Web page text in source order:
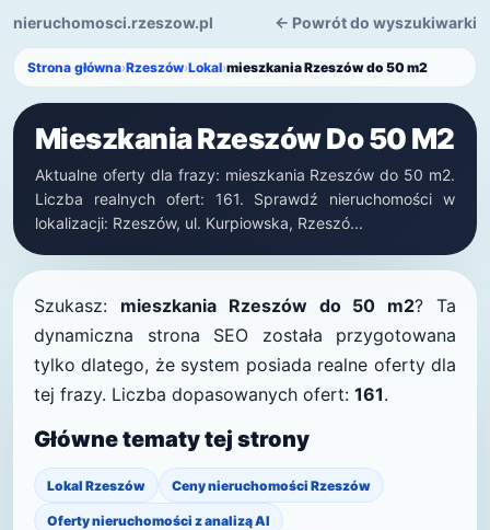
nieruchomosci.rzeszow.pl ← Powrót do wyszukiwarki
Strona główna›Rzeszów›Lokal›mieszkania Rzeszów do 50 m2
Mieszkania Rzeszów Do 50 M2
Aktualne oferty dla frazy: mieszkania Rzeszów do 50 m2.
Liczba realnych ofert: 161. Sprawdź nieruchomości w
lokalizacji: Rzeszów, ul. Kurpiowska, Rzeszó...
Szukasz: mieszkania Rzeszów do 50 m2? Ta
dynamiczna strona SEO została przygotowana
tylko dlatego, że system posiada realne oferty dla
tej frazy. Liczba dopasowanych ofert: 161.
Główne tematy tej strony
Lokal Rzeszów Ceny nieruchomości Rzeszów
Oferty nieruchomości z analizą AI